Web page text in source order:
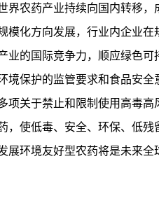
界农药产业持续向国内转移
模化方向发展，行业内企业
的国际竞争力，顺应绿色可
境保护的监管要求和食品安
关于禁止和限制使用高毒高
，使低毒、安全、环保、低
环境友好型农药将是未来全